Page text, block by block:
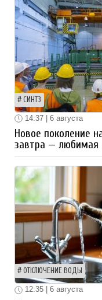
СИНТЗ
14:37 | 6 августа
Новое поколение
завтра — любимая
ОТКЛЮЧЕНИЕ ВОДЫ
12:35 | 6 августа